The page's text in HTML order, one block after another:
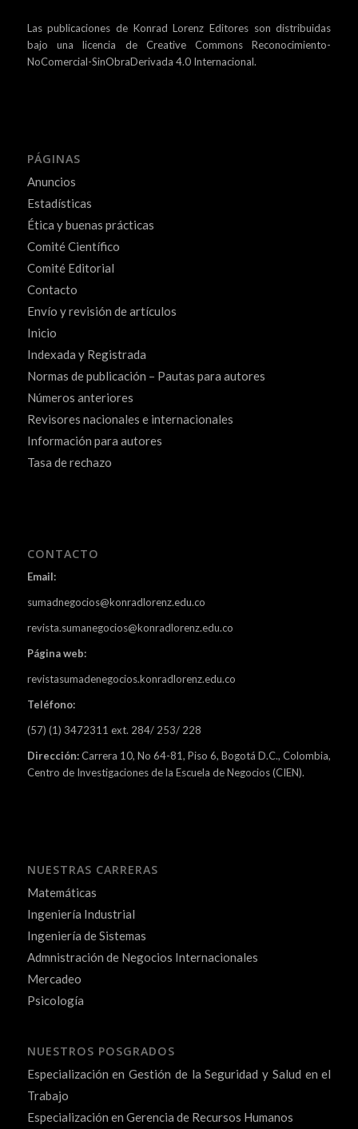
Las publicaciones de Konrad Lorenz Editores son distribuidas
bajo unalicencia de Creative Commons Reconocimiento-
NoComercial-SinObraDerivada 4.0 Internacional.
PÁGINAS
Anuncios
Estadísticas
Ética y buenas prácticas
Comité Científico
Comité Editorial
Contacto
Envío y revisión de artículos
Inicio
Indexada y Registrada
Normas de publicación – Pautas para autores
Números anteriores
Revisores nacionales e internacionales
Información para autores
Tasa de rechazo
CONTACTO
Email:
sumadnegocios@konradlorenz.edu.co
revista.sumanegocios@konradlorenz.edu.co
Página web:
revistasumadenegocios.konradlorenz.edu.co
Teléfono:
(57) (1) 3472311 ext. 284/ 253/ 228
Dirección:Carrera 10, No 64-81, Piso 6, Bogotá D.C., Colombia,
Centro de Investigaciones de la Escuela de Negocios (CIEN).
NUESTRAS CARRERAS
Matemáticas
Ingeniería Industrial
Ingeniería de Sistemas
Admnistración de Negocios Internacionales
Mercadeo
Psicología
NUESTROS POSGRADOS
Especialización en Gestión de la Seguridad y Salud en el
Trabajo
Especialización en Gerencia de Recursos Humanos